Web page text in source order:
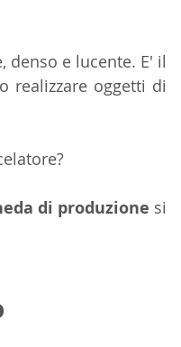
denso e lucente. E' il
realizzare oggetti di
di produzione si